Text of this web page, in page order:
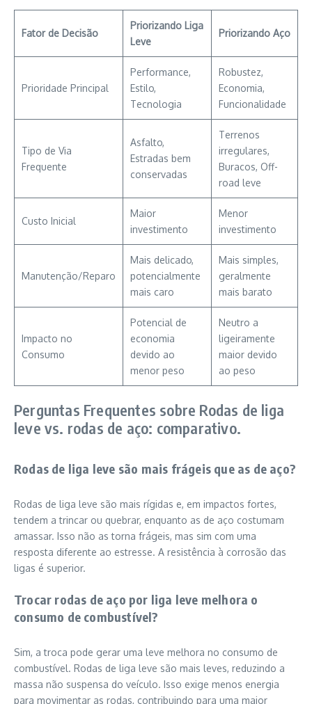
Fator de Decisão
Priorizando Liga
Leve
Priorizando Aço
Prioridade Principal
Performance,
Estilo,
Tecnologia
Robustez,
Economia,
Funcionalidade
Tipo de Via
Frequente
Asfalto,
Estradas bem
conservadas
Terrenos
irregulares,
Buracos, Off-
road leve
Custo Inicial
Maior
investimento
Menor
investimento
Manutenção/Reparo
Mais delicado,
potencialmente
mais caro
Mais simples,
geralmente
mais barato
Impacto no
Consumo
Potencial de
economia
devido ao
menor peso
Neutro a
ligeiramente
maior devido
ao peso
Perguntas Frequentes sobre Rodas de liga
leve vs. rodas de aço: comparativo.
Rodas de liga leve são mais frágeis que as de aço?
Rodas de liga leve são mais rígidas e, em impactos fortes,
tendem a trincar ou quebrar, enquanto as de aço costumam
amassar. Isso não as torna frágeis, mas sim com uma
resposta diferente ao estresse. A resistência à corrosão das
ligas é superior.
Trocar rodas de aço por liga leve melhora o
consumo de combustível?
Sim, a troca pode gerar uma leve melhora no consumo de
combustível. Rodas de liga leve são mais leves, reduzindo a
massa não suspensa do veículo. Isso exige menos energia
para movimentar as rodas, contribuindo para uma maior